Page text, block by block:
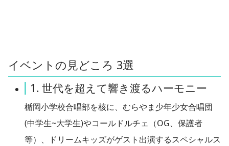
イベントの見どころ 3選
1. 世代を超えて響き渡るハーモニー
楯岡小学校合唱部を核に、むらやま少年少女合唱団
(中学生~大学生)やコールドルチェ（OG、保護者
等）、ドリームキッズがゲスト出演するスペシャルス